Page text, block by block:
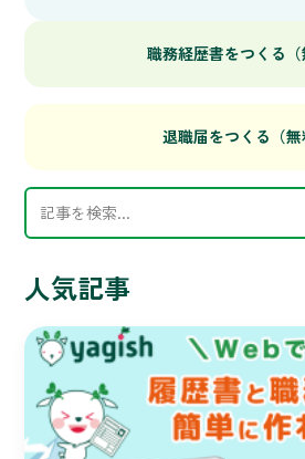
職務経歴書をつくる（
退職届をつくる（無
人気記事